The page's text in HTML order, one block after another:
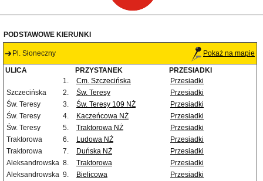
PODSTAWOWE KIERUNKI
Pl. Słoneczny Pokaż na mapie
ULICA PRZYSTANEK
PRZESIADKI
1.
Cm. Szczecińska
Przesiadki
Szczecińska
2. Św. Teresy
Przesiadki
Św. Teresy
3. Św. Teresy 109 NŻ
Przesiadki
Św. Teresy
4. Kaczeńcowa NŻ
Przesiadki
Św. Teresy
5. Traktorowa NŻ
Przesiadki
Traktorowa
6. Ludowa NŻ
Przesiadki
Traktorowa
7. Duńska NŻ
Przesiadki
Aleksandrowska 8. Traktorowa
Przesiadki
Aleksandrowska 9. Bielicowa
Przesiadki